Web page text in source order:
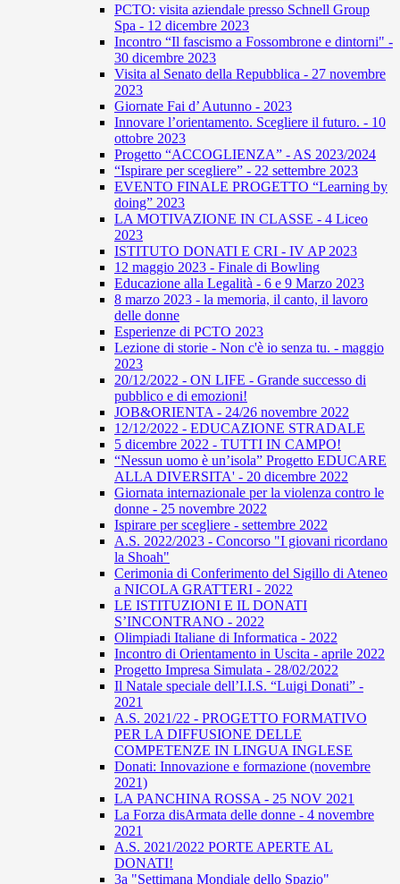
PCTO: visita aziendale presso Schnell Group
Spa - 12 dicembre 2023
Incontro “Il fascismo a Fossombrone e dintorni" -
30 dicembre 2023
Visita al Senato della Repubblica - 27 novembre
2023
Giornate Fai d’ Autunno - 2023
Innovare l’orientamento. Scegliere il futuro. - 10
ottobre 2023
Progetto “ACCOGLIENZA” - AS 2023/2024
“Ispirare per scegliere” - 22 settembre 2023
EVENTO FINALE PROGETTO “Learning by
doing” 2023
LA MOTIVAZIONE IN CLASSE - 4 Liceo
2023
ISTITUTO DONATI E CRI - IV AP 2023
12 maggio 2023 - Finale di Bowling
Educazione alla Legalità - 6 e 9 Marzo 2023
8 marzo 2023 - la memoria, il canto, il lavoro
delle donne
Esperienze di PCTO 2023
Lezione di storie - Non c'è io senza tu. - maggio
2023
20/12/2022 - ON LIFE - Grande successo di
pubblico e di emozioni!
JOB&ORIENTA - 24/26 novembre 2022
12/12/2022 - EDUCAZIONE STRADALE
5 dicembre 2022 - TUTTI IN CAMPO!
“Nessun uomo è un’isola” Progetto EDUCARE
ALLA DIVERSITA' - 20 dicembre 2022
Giornata internazionale per la violenza contro le
donne - 25 novembre 2022
Ispirare per scegliere - settembre 2022
A.S. 2022/2023 - Concorso "I giovani ricordano
la Shoah"
Cerimonia di Conferimento del Sigillo di Ateneo
a NICOLA GRATTERI - 2022
LE ISTITUZIONI E IL DONATI
S’INCONTRANO - 2022
Olimpiadi Italiane di Informatica - 2022
Incontro di Orientamento in Uscita - aprile 2022
Progetto Impresa Simulata - 28/02/2022
Il Natale speciale dell’I.I.S. “Luigi Donati” -
2021
A.S. 2021/22 - PROGETTO FORMATIVO
PER LA DIFFUSIONE DELLE
COMPETENZE IN LINGUA INGLESE
Donati: Innovazione e formazione (novembre
2021)
LA PANCHINA ROSSA - 25 NOV 2021
La Forza disArmata delle donne - 4 novembre
2021
A.S. 2021/2022 PORTE APERTE AL
DONATI!
3a "Settimana Mondiale dello Spazio"